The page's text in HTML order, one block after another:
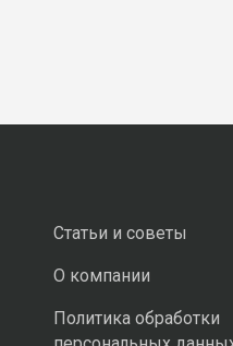
Статьи и советы
О компании
Политика обработки